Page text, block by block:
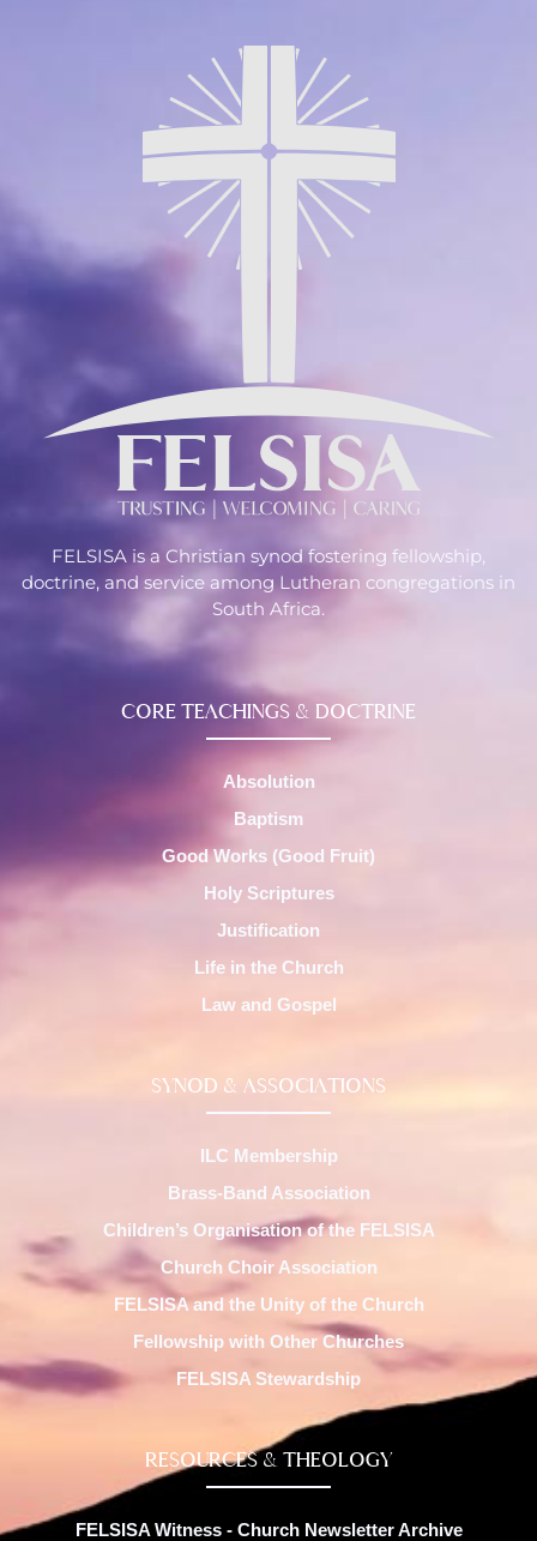
FELSISA is a Christian synod fostering fellowship,
doctrine, and service among Lutheran congregations in
South Africa.
CORE TEACHINGS & DOCTRINE
Absolution
Baptism
Good Works (Good Fruit)
Holy Scriptures
Justification
Life in the Church
Law and Gospel
SYNOD & ASSOCIATIONS
ILC Membership
Brass-Band Association
Children’s Organisation of the FELSISA
Church Choir Association
FELSISA and the Unity of the Church
Fellowship with Other Churches
FELSISA Stewardship
RESOURCES & THEOLOGY
FELSISA Witness - Church Newsletter Archive